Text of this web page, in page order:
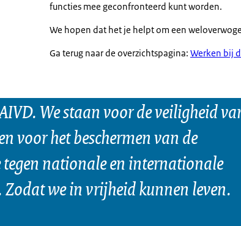
functies mee geconfronteerd kunt worden.
We hopen dat het je helpt om een
Ga terug naar de overzichtspagina: Werken bij
We staan voor de veiligheid
voor het beschermen van de
nationale en internationale
we in vrijheid kunnen leven.